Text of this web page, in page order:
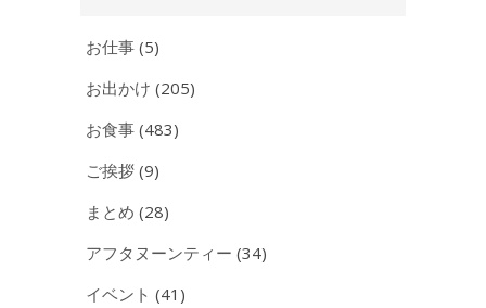
お仕事 (5)
お出かけ (205)
お食事 (483)
ご挨拶 (9)
まとめ (28)
アフタヌーンティー (34)
イベント (41)